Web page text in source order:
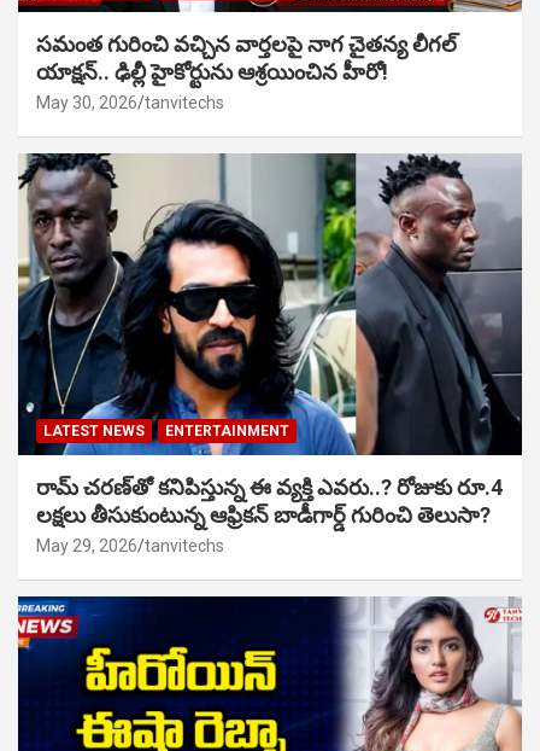
సమంత గురించి వచ్చిన వార్తలపై నాగ చైతన్య లీగల్
యాక్షన్.. ఢిల్లీ హైకోర్టును ఆశ్రయించిన హీరో!
May 30, 2026 tanvitechs
LATEST NEWS ENTERTAINMENT
రామ్ చరణ్‌తో కనిపిస్తున్న ఈ వ్యక్తి ఎవరు..? రోజుకు రూ.4
లక్షలు తీసుకుంటున్న ఆఫ్రికన్ బాడీగార్డ్ గురించి తెలుసా?
May 29, 2026 tanvitechs